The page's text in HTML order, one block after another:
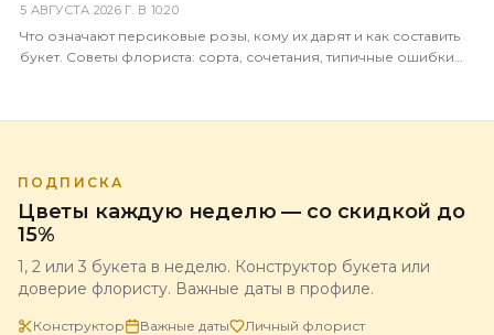
5 АВГУСТА 2026 Г. В 10:20
Что означают персиковые розы, кому их дарят и как составить
букет. Советы флориста: сорта, сочетания, типичные ошибки
ПОДПИСКА
Цветы каждую неделю — со скидкой до
15%
1, 2 или 3 букета в неделю. Конструктор букета или
доверие флористу. Важные даты в профиле.
Конструктор Важные даты Личный флорист